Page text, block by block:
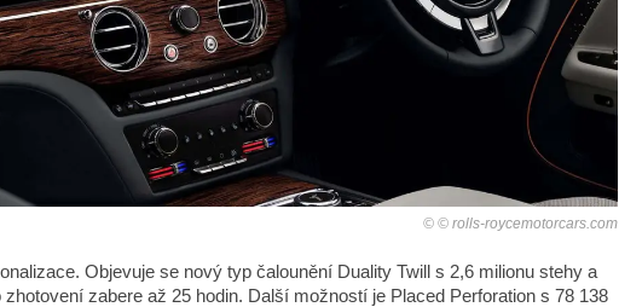
© rolls-roycemotorcars.com
Objevuje se nový typ čalounění Duality Twill s 2,6 milionu stehy a
zabere až 25 hodin. Další možností je Placed Perforation s 78 138